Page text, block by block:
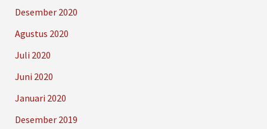
Desember 2020
Agustus 2020
Juli 2020
Juni 2020
Januari 2020
Desember 2019